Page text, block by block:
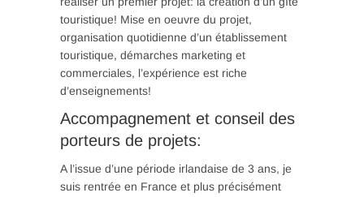
touristique! Mise en oeuvre du projet,
organisation quotidienne d’un établissement
touristique, démarches marketing et
commerciales, l’expérience est riche
d’enseignements!
Accompagnement et conseil des
porteurs de projets:
A l’issue d’une période irlandaise de 3 ans, je
suis rentrée en France et plus précisément